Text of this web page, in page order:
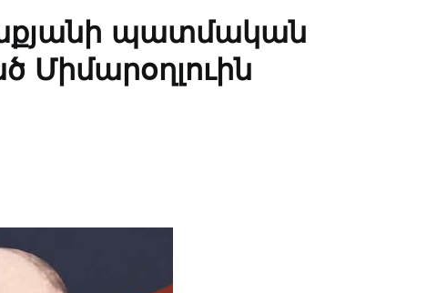
պատմական
Միմարօղլուին